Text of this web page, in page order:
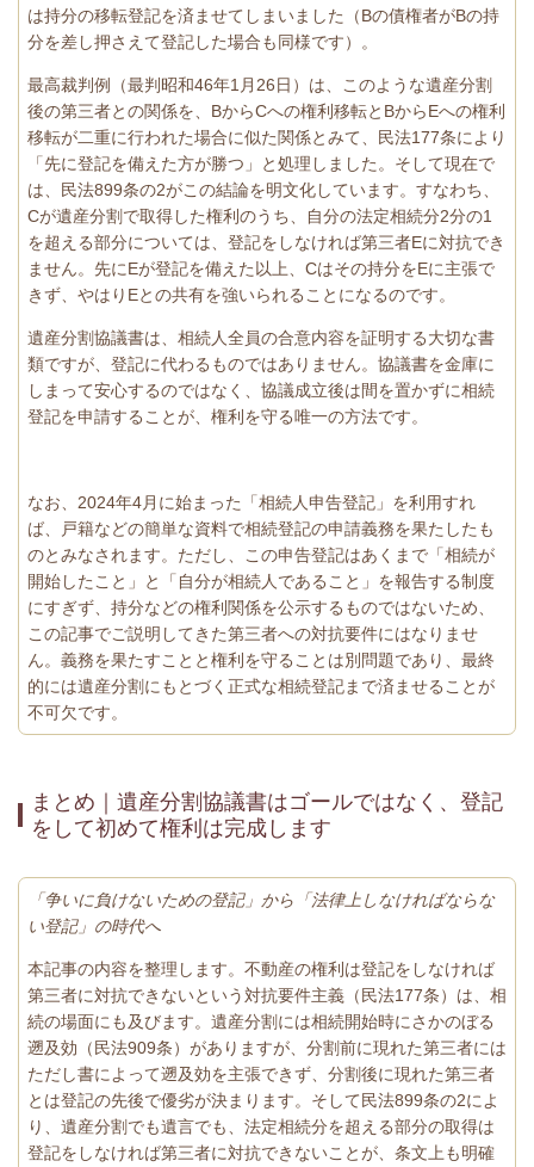
は持分の移転登記を済ませてしまいました（Bの債権者がBの持
分を差し押さえて登記した場合も同様です）。
最高裁判例（最判昭和46年1月26日）は、このような遺産分割
後の第三者との関係を、BからCへの権利移転とBからEへの権利
移転が二重に行われた場合に似た関係とみて、民法177条により
「先に登記を備えた方が勝つ」と処理しました。そして現在で
は、民法899条の2がこの結論を明文化しています。すなわち、
Cが遺産分割で取得した権利のうち、自分の法定相続分2分の1
を超える部分については、登記をしなければ第三者Eに対抗でき
ません。先にEが登記を備えた以上、Cはその持分をEに主張で
きず、やはりEとの共有を強いられることになるのです。
遺産分割協議書は、相続人全員の合意内容を証明する大切な書
類ですが、登記に代わるものではありません。協議書を金庫に
しまって安心するのではなく、協議成立後は間を置かずに相続
登記を申請することが、権利を守る唯一の方法です。
なお、2024年4月に始まった「相続人申告登記」を利用すれ
ば、戸籍などの簡単な資料で相続登記の申請義務を果たしたも
のとみなされます。ただし、この申告登記はあくまで「相続が
開始したこと」と「自分が相続人であること」を報告する制度
にすぎず、持分などの権利関係を公示するものではないため、
この記事でご説明してきた第三者への対抗要件にはなりませ
ん。義務を果たすことと権利を守ることは別問題であり、最終
的には遺産分割にもとづく正式な相続登記まで済ませることが
不可欠です。
まとめ｜遺産分割協議書はゴールではなく、登記
をして初めて権利は完成します
「争いに負けないための登記」から「法律上しなければならな
い登記」の時代へ
本記事の内容を整理します。不動産の権利は登記をしなければ
第三者に対抗できないという対抗要件主義（民法177条）は、相
続の場面にも及びます。遺産分割には相続開始時にさかのぼる
遡及効（民法909条）がありますが、分割前に現れた第三者には
ただし書によって遡及効を主張できず、分割後に現れた第三者
とは登記の先後で優劣が決まります。そして民法899条の2によ
り、遺産分割でも遺言でも、法定相続分を超える部分の取得は
登記をしなければ第三者に対抗できないことが、条文上も明確